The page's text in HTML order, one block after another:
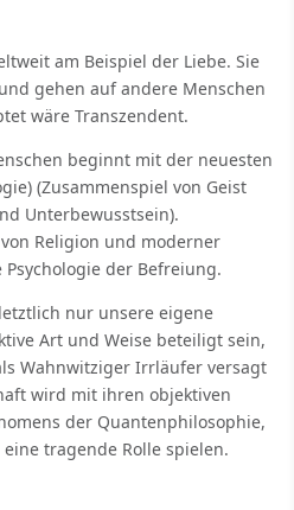
am Beispiel der Liebe. Sie
gehen auf andere Menschen
wäre Transzendent.
beginnt mit der neuesten
(Zusammenspiel von Geist
Unterbewusstsein).
Religion und moderner
der Befreiung.
nur unsere eigene
Art und Weise beteiligt sein,
Wahnwitziger Irrläufer versagt
wird mit ihren objektiven
der Quantenphilosophie,
tragende Rolle spielen.